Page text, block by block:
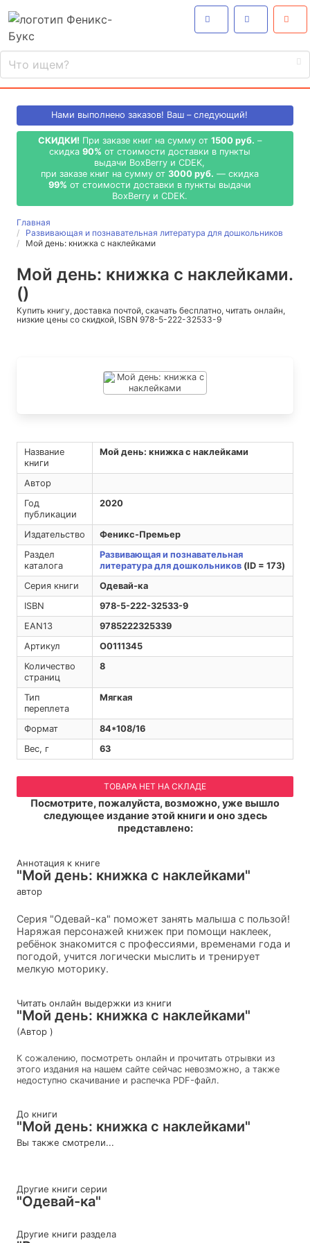
Нами выполнено заказов! Ваш – следующий!
СКИДКИ! При заказе книг на сумму от 1500 руб. –
скидка 90% от стоимости доставки в пункты
выдачи BoxBerry и CDEK,
при заказе книг на сумму от 3000 руб. — скидка
99% от стоимости доставки в пункты выдачи
BoxBerry и CDEK.
Главная
Развивающая и познавательная литература для дошкольников
Мой день: книжка с наклейками
Мой день: книжка с наклейками.
()
Купить книгу, доставка почтой, скачать бесплатно, читать онлайн,
низкие цены со скидкой, ISBN 978-5-222-32533-9
Название
книги
Мой день: книжка с наклейками
Автор
Год
публикации
2020
Издательство
Феникс-Премьер
Раздел
каталога
Развивающая и познавательная
литература для дошкольников(ID = 173)
Серия книги
Одевай-ка
ISBN
978-5-222-32533-9
EAN13
9785222325339
Артикул
O0111345
Количество
страниц
8
Тип
переплета
Мягкая
Формат
84*108/16
Вес, г
63
ТОВАРА НЕТ НА СКЛАДЕ
Посмотрите, пожалуйста, возможно, уже вышло
следующее издание этой книги и оно здесь
представлено:
Аннотация к книге
"Мой день: книжка с наклейками"
автор
Серия "Одевай-ка" поможет занять малыша с пользой!
Наряжая персонажей книжек при помощи наклеек,
ребёнок знакомится с профессиями, временами года и
погодой, учится логически мыслить и тренирует
мелкую моторику.
Читать онлайн выдержки из книги
"Мой день: книжка с наклейками"
(Автор )
К сожалению, посмотреть онлайн и прочитать отрывки из
этого издания на нашем сайте сейчас невозможно, а также
недоступно скачивание и распечка PDF-файл.
До книги
"Мой день: книжка с наклейками"
Вы также смотрели...
Другие книги серии
"Одевай-ка"
Другие книги раздела